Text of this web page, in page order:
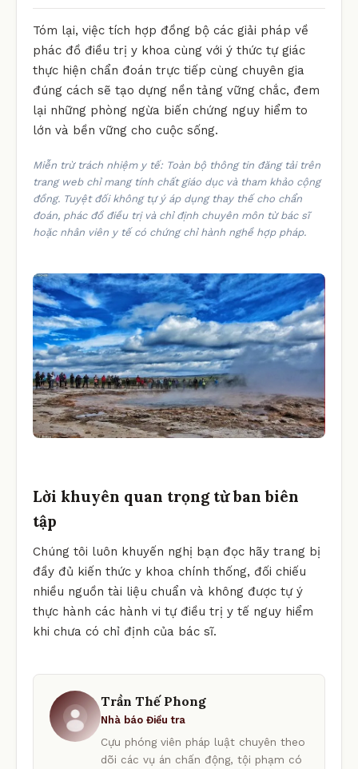
Tóm lại, việc tích hợp đồng bộ các giải pháp về
phác đồ điều trị y khoa cùng với ý thức tự giác
thực hiện chẩn đoán trực tiếp cùng chuyên gia
đúng cách sẽ tạo dựng nền tảng vững chắc, đem
lại những phòng ngừa biến chứng nguy hiểm to
lớn và bền vững cho cuộc sống.
Miễn trừ trách nhiệm y tế: Toàn bộ thông tin đăng tải trên
trang web chỉ mang tính chất giáo dục và tham khảo cộng
đồng. Tuyệt đối không tự ý áp dụng thay thế cho chẩn
đoán, phác đồ điều trị và chỉ định chuyên môn từ bác sĩ
hoặc nhân viên y tế có chứng chỉ hành nghề hợp pháp.
Lời khuyên quan trọng từ ban biên
tập
Chúng tôi luôn khuyến nghị bạn đọc hãy trang bị
đầy đủ kiến thức y khoa chính thống, đối chiếu
nhiều nguồn tài liệu chuẩn và không được tự ý
thực hành các hành vi tự điều trị y tế nguy hiểm
khi chưa có chỉ định của bác sĩ.
Trần Thế Phong
Nhà báo Điều tra
Cựu phóng viên pháp luật chuyên theo
dõi các vụ án chấn động, tội phạm có